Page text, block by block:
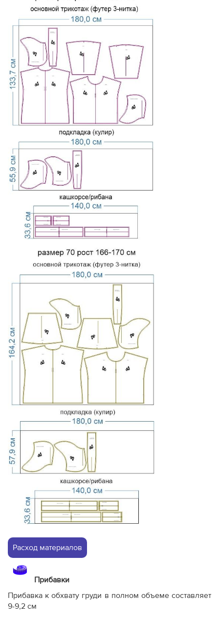
Расход материалов
Прибавки
Прибавка к обхвату груди в полном объеме составляет
9-9,2 см